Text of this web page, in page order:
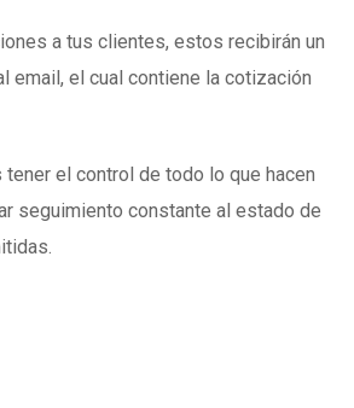
a tus clientes, estos recibirán un
email, el cual contiene la cotización
tener el control de todo lo que hacen
seguimiento constante al estado de